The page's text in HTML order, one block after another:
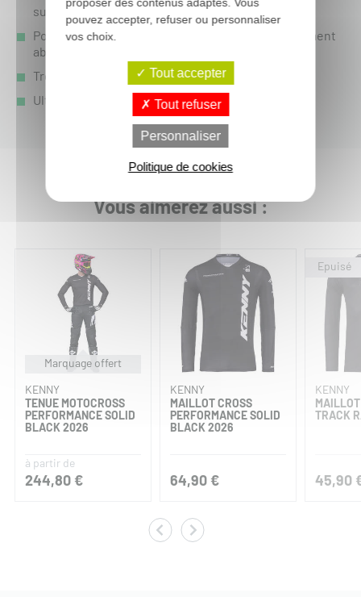
sur le marché
Polyester/élasthanne pour une liberté de mouvement
absolue
Très nombreuses aérations
Ultra léger
Vous aimerez aussi :
Marquage offert
KENNY
TENUE MOTOCROSS
PERFORMANCE SOLID
BLACK 2026
à partir de
244,80 €
KENNY
MAILLOT CROSS
PERFORMANCE SOLID
BLACK 2026
64,90 €
KENNY
TRACK
45,90
pouvez accepter, refuser ou personnaliser
vos choix.
Tout accepter
Tout refuser
Personnaliser
Politique de cookies